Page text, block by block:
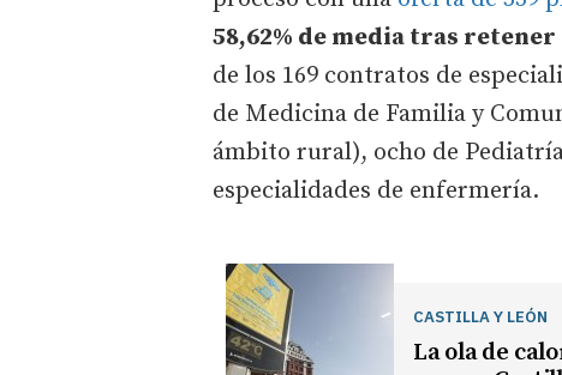
58,62% de media tras
de los 169 contratos de
de Medicina de Familia y
ámbito rural), ocho de
especialidades de enfermería.
CASTILLA Y LEÓN
La ola de